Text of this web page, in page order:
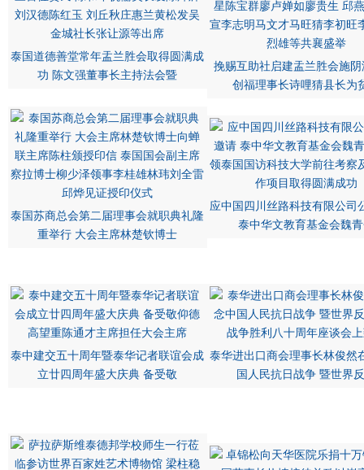
泰国道德善堂常年盂兰胜会取得圆满成
功 陈文强董事长主持法会暨
挽赐互助社启建盂兰胜会施
创福理事长诗哩猜县长为
泰国苏商总会第二届理事会就职典礼隆
重举行 大会主席林楚钦博士
应中国四川丝路科技有限公司
泰中华文教育基金会魏
泰中建交五十周年暨泰华记者联谊会成
立廿四周年盛大庆典 备受敬
泰华进出口商会理事长林俊然
国人民抗日战争 暨世界